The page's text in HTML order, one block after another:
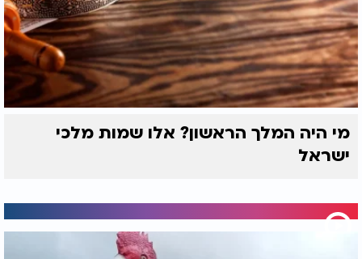
מי היה המלך הראשון? אלו שמות מלכי
ישראל